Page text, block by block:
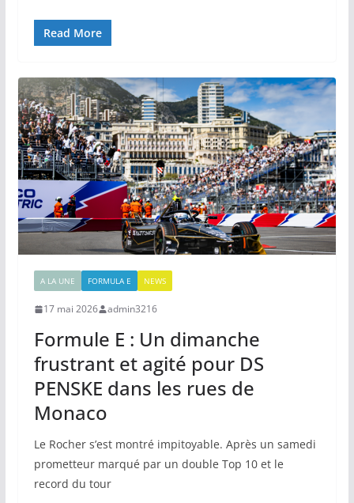
Read More
A LA UNE FORMULA E NEWS
17 mai 2026 admin3216
Formule E : Un dimanche
frustrant et agité pour DS
PENSKE dans les rues de
Monaco
Le Rocher s’est montré impitoyable. Après un samedi
prometteur marqué par un double Top 10 et le
record du tour